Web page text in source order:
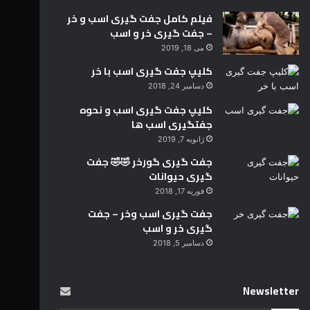
فیلم کامل جفت گیری اسب و خر
– جفت گیری خر و اسب
می 18, 2019
کلیپ جفت گیری اسب با خر
دسامبر 24, 2018
کلیپ جفت گیری اسب و نحوه
جفتگیری اسب ها
ژانویه 7, 2019
جفت گیری گورخر 🤣🤣 جفت
گیری حیوانات
فوریه 17, 2018
جفت گیری اسب وخر – جفت
گیری خر و اسب
دسامبر 5, 2018
Newsletter